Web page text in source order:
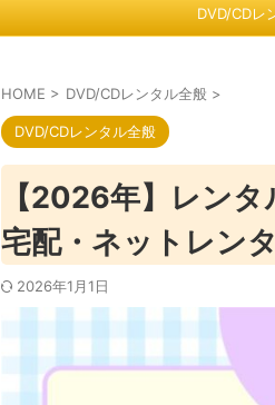
DVD/CDレ
HOME > DVD/CDレンタル全般 >
DVD/CDレンタル全般
【2026年】レン
宅配・ネットレン
2026年1月1日